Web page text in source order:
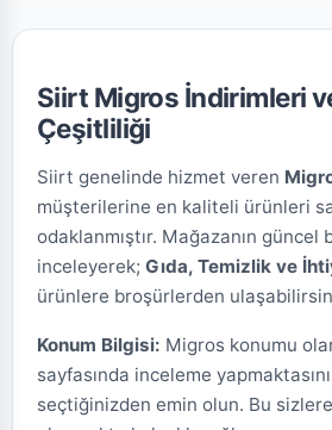
Siirt Migros İndirimleri
Çeşitliliği
Siirt genelinde hizmet veren
müşterilerine en kaliteli ürünleri
odaklanmıştır. Mağazanın güncel
inceleyerek; Gıda, Temizlik ve
ürünlere broşürlerden
Konum Bilgisi: Migros konumu
sayfasında inceleme
seçtiğinizden emin olun. Bu